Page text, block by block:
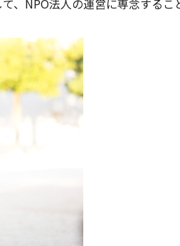
、NPO法人の運営に専念するこ